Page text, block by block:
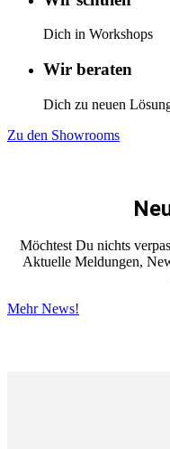
Dich in Workshops
Wir beraten
Dich zu neuen
Zu den Showrooms
Möchtest Du nichts
Aktuelle Meldungen,
Mehr News!